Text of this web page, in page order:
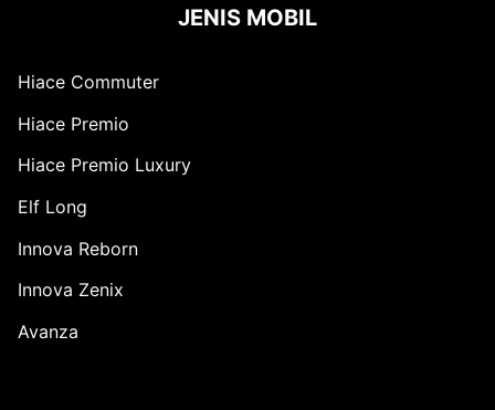
JENIS MOBIL
Hiace Commuter
Hiace Premio
Hiace Premio Luxury
Elf Long
Innova Reborn
Innova Zenix
Avanza